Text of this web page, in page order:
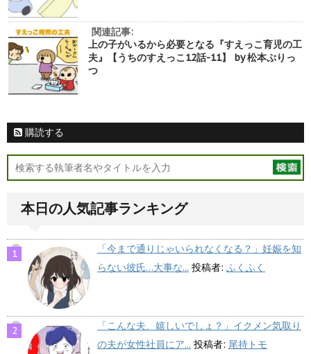
関連記事:
上の子がいるから必要となる『すえっこ育児の工
夫』【うちのすえっこ12話-11】 by 松本ぷりっ
つ
購読する
本日の人気記事ランキング
「今まで通りじゃいられなくなる？」妊娠を知
らない彼氏…大事な... 投稿者: ふくふく
「こんな夫、嬉しいでしょ？」イクメン気取り
の夫が女性社員にア... 投稿者: 尾持トモ